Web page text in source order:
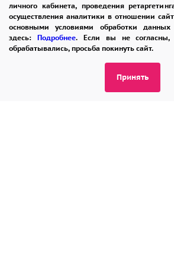
личного кабинета, проведения
осуществления аналитики в отношении
основными условиями обработки
здесь: Подробнее. Если вы не
обрабатывались, просьба покинуть сайт.
Принять
8-965-242-37-
ЗАКАЗАТЬ ЗВОНОК
ул. Кирова д.